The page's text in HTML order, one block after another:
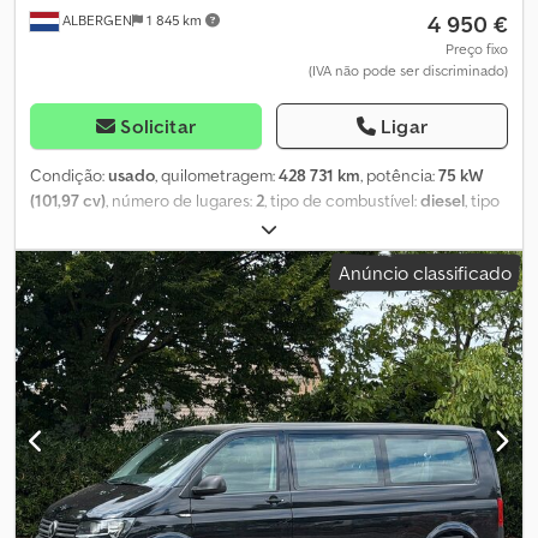
ALBERGEN 1 845 km 4 950 €
Preço fixo
(IVA não pode ser discriminado)
Solicitar Ligar
Condição:usado, quilometragem:428 731 km, potência:75 kW
(101,97 cv), número de lugares:2, tipo de combustível:diesel, tipo
, cor:preto
05/1999, classe de emissão:euro2, número de proprietários
anteriores:1 , Ano de fabrico:1999, Equipamento:acoplamento
de reboque, controlo de velocidade de cruzeiro, direção
assistida, faróis de nevoeiro, fecho centralizado, histórico
completo de manutenção, = Opções e acessórios adicionais = -
Tomada de 12 volts - Vidros elétricos - Fecho centralizado com
controlo remoto - Faróis de nevoeiro - Rádio - Rádio com suporte
para MP3 = Mais informações = Informações gerais Número de
portas: 4 Ano do modelo: 2026 Informações técnicas Número de
cilindros: 5 Cilindrada do motor: 2.461 cc Transmissão: 5
velocidades, caixa manual Pesos Peso em vazio: 1.671 kg Carga útil:
1.009 kg Peso bruto: 2.680 kg Peso máximo de reboque: 1.820 kg
Anúncio classificado